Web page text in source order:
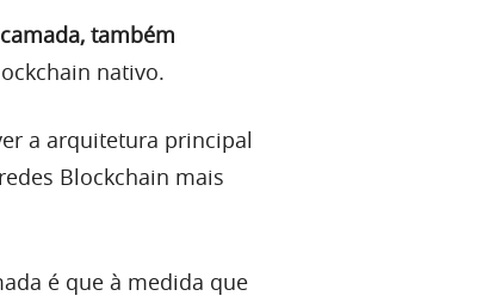
também
nativo.
a arquitetura principal
Blockchain mais
é que à medida que